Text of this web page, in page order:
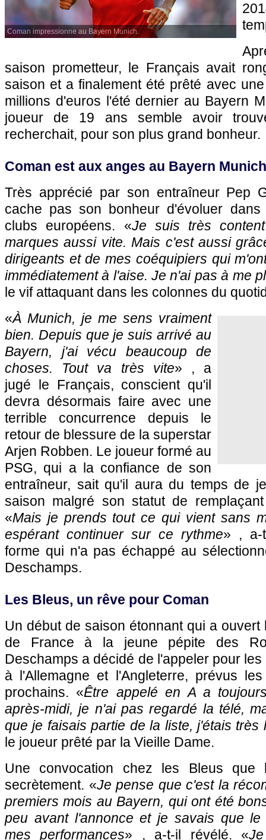
Coman impressionne au Bayern Munich.
saison prometteur, le Français avait
saison et a finalement été prêté avec
millions d'euros l'été dernier au Bayern
joueur de 19 ans semble avoir
recherchait, pour son plus grand bonheur.
Coman est aux anges au Bayern Munich
Très apprécié par son entraîneur Pep
cache pas son bonheur d'évoluer
clubs européens. «Je suis très
marques aussi vite. Mais c'est aussi
dirigeants et de mes coéquipiers qui
immédiatement à l'aise. Je n'ai pas à me
le vif attaquant dans les colonnes du
«À Munich, je me sens vraiment
bien. Depuis que je suis arrivé au
Bayern, j'ai vécu beaucoup de
choses. Tout va très vite» , a
jugé le Français, conscient qu'il
devra désormais faire avec une
terrible concurrence depuis le
retour de blessure de la superstar
Arjen Robben. Le joueur formé au
PSG, qui a la confiance de son
entraîneur, sait qu'il aura du temps de
saison malgré son statut de
«Mais je prends tout ce qui vient sans
espérant continuer sur ce rythme» , a-
forme qui n'a pas échappé au
Deschamps.
Les Bleus, un rêve pour Coman
Un début de saison étonnant qui a
de France à la jeune pépite des
Deschamps a décidé de l'appeler pour
à l'Allemagne et l'Angleterre, prévus
prochains. «Être appelé en A a
après-midi, je n'ai pas regardé la télé,
que je faisais partie de la liste, j'étais très
le joueur prêté par la Vieille Dame.
Une convocation chez les Bleus que
secrètement. «Je pense que c'est la
premiers mois au Bayern, qui ont été
peu avant l'annonce et je savais que le
mes performances» , a-t-il révélé. «